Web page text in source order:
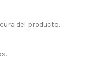
del producto.